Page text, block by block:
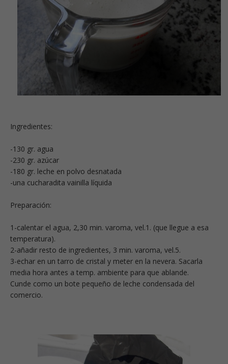
Ingredientes:
-130 gr. agua
-230 gr. azúcar
-180 gr. leche en polvo desnatada
-una cucharadita vainilla líquida
Preparación:
1-calentar el agua, 2,30 min. varoma, vel.1. (que llegue a esa
temperatura).
2-añadir resto de ingredientes, 3 min. varoma, vel.5.
3-echar en un tarro de cristal y meter en la nevera. Sacarla
media hora antes a temp. ambiente para que ablande.
Cunde como un bote pequeño de leche condensada del
comercio.